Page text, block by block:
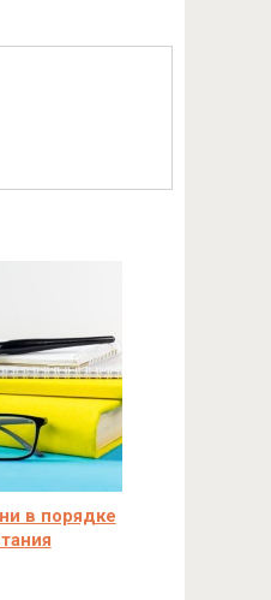
в порядке